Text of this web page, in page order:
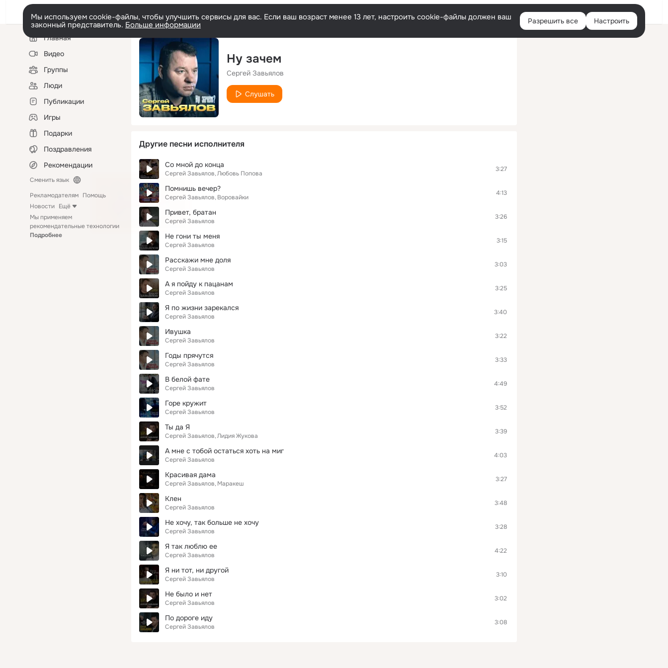
Войти
Мы используем cookie-файлы, чтобы улучшить сервисы для вас. Если ваш возраст менее 13 лет, настроить cookie-файлы должен ваш
законный представитель. Больше информации Разрешить все Настроить
Левая
колонкаГлавная
Видео
Группы
Люди
Публикации
Игры
Подарки
Поздравления
Рекомендации
Сменить язык
Рекламодателям Помощь
Новости Ещё
Мы применяем
рекомендательные технологии
Подробнее
Ну зачем
Сергей Завьялов
Слушать
Другие песни исполнителя
Со мной до конца
Сергей Завьялов Любовь Попова
3:27
Помнишь вечер?
Сергей Завьялов Воровайки
4:13
Привет, братан
Сергей Завьялов
3:26
Не гони ты меня
Сергей Завьялов
3:15
Расскажи мне доля
Сергей Завьялов
3:03
А я пойду к пацанам
Сергей Завьялов
3:25
Я по жизни зарекался
Сергей Завьялов
3:40
Ивушка
Сергей Завьялов
3:22
Годы прячутся
Сергей Завьялов
3:33
В белой фате
Сергей Завьялов
4:49
Горе кружит
Сергей Завьялов
3:52
Ты да Я
Сергей Завьялов Лидия Жукова
3:39
А мне с тобой остаться хоть на миг
Сергей Завьялов
4:03
Красивая дама
Сергей Завьялов Маракеш
3:27
Клен
Сергей Завьялов
3:48
Не хочу, так больше не хочу
Сергей Завьялов
3:28
Я так люблю ее
Сергей Завьялов
4:22
Я ни тот, ни другой
Сергей Завьялов
3:10
Не было и нет
Сергей Завьялов
3:02
По дороге иду
Сергей Завьялов
3:08